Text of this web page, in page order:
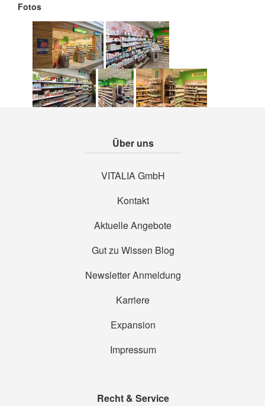
Fotos
Über uns
VITALIA GmbH
Kontakt
Aktuelle Angebote
Gut zu Wissen Blog
Newsletter Anmeldung
Karriere
Expansion
Impressum
Recht & Service